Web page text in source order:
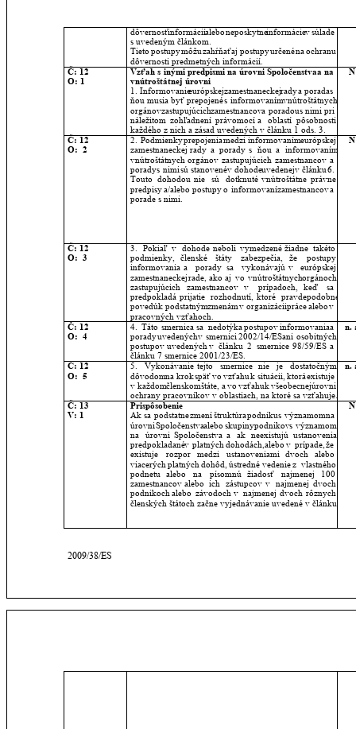
2009/38/ES
dôvernosťinformáciíaleboneposkytneinformáciev súlade
s uvedeným článkom.
Tieto postupymôžuzahŕňaťaj postupyurčenéna ochranu
dôvernosti predmetných informácií.
Č: 12
O: 1
Vzťah s inými predpismi na úrovni Spoločenstvaa na
vnútroštátnej úrovni
1. Informovanieeurópskejzamestnaneckejradya poradas
ňou musia byť prepojenés informovanímvnútroštátnych
orgánovzastupujúcichzamestnancova poradous nimi pri
náležitom zohľadnení právomocí a oblastí pôsobnosti
každého z nich a zásad uvedených v článku 1 ods. 3.
N
Č: 12
O:  2
2. Podmienkyprepojeniamedzi informovanímeurópskej
zamestnaneckej rady a porady s ňou a
informovaním
vnútroštátnych orgánov zastupujúcich zamestnancov a
poradys nimi sú stanovenév dohodeuvedenejv článku6.
Touto
dohodou nie sú dotknuté vnútroštátne právne
predpisya/alebo postupyo informovanízamestnancova
porade s nimi.
N
Č: 12
O:  3
3. Pokiaľ v dohode neboli vymedzené žiadne takéto
podmienky,
členské štáty zabezpečia, že
postupy
informovania a porady sa vykonávajú v
európskej
zamestnaneckejrade, ako aj vo vnútroštátnychorgánoch
zastupujúcich
zamestnancov v prípadoch, keď
sa
predpokladá prijatie rozhodnutí, ktoré
pravdepodobne
povedúk podstatnýmzmenámv organizáciiprácealebo v
pracovných vzťahoch.
Č: 12
O:  4
4. Táto smernica sa nedotýka postupovinformovaniaa
poradyuvedenýchv smernici 2002/14/ESani osobitných
postupov uvedených v článku 2 smernice 98/59/ES a
článku 7 smernice 2001/23/ES.
n.
Č: 12
O:  5
5. Vykonávanie tejto smernice nie je
dostatočným
dôvodomna krokspäť vo vzťahuk situácii, ktorá existuje
v každomčlenskomštáte, a vo vzťahuk všeobecnejúrovni
ochrany pracovníkov v oblastiach, na ktoré sa vzťahuje.
n.
Č: 13
V: 1
Prispôsobenie
Ak sa podstatnezmeníštruktúrapodnikus významomna
úrovniSpoločenstvaalebo skupinypodnikovs významom
na
úrovni Spoločenstva a ak neexistujú
ustanovenia
predpokladanév platných dohodách, alebo v prípade, že
existuje
rozpor medzi ustanoveniami dvoch
alebo
viacerých platných dohôd, ústredné vedenie z vlastného
podnetu
alebo na písomnú žiadosť najmenej
100
zamestnancov alebo ich zástupcov v najmenej dvoch
podnikoch alebo závodoch v najmenej dvoch rôznych
členských štátoch začne vyjednávanie uvedené v článku 5.
N